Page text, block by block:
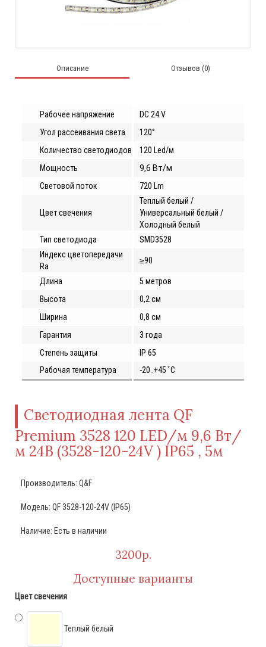
Описание Отзывов (0)
Рабочее напряжение
DC 24 V
Угол рассеивания света
120°
Количество светодиодов
120 Led/м
Мощность
9,6 Вт/м
Световой поток
720 Lm
Цвет свечения
Теплый белый /
Универсальный белый /
Холодный белый
Тип светодиода
SMD3528
Индекс цветопередачи
Ra
≥90
Длина
5 метров
Высота
0,2 см
Ширина
0,8 см
Гарантия
3 года
Степень защиты
IP 65
Рабочая температура
-20..+45 ̊ С
Светодиодная лента QF
Premium 3528 120 LED/м 9,6 Вт/
м 24В (3528-120-24V ) IP65 , 5м
Производитель: Q&F
Модель: QF 3528-120-24V (IP65)
Наличие: Есть в наличии
3200р.
Доступные варианты
Цвет свечения
Теплый белый